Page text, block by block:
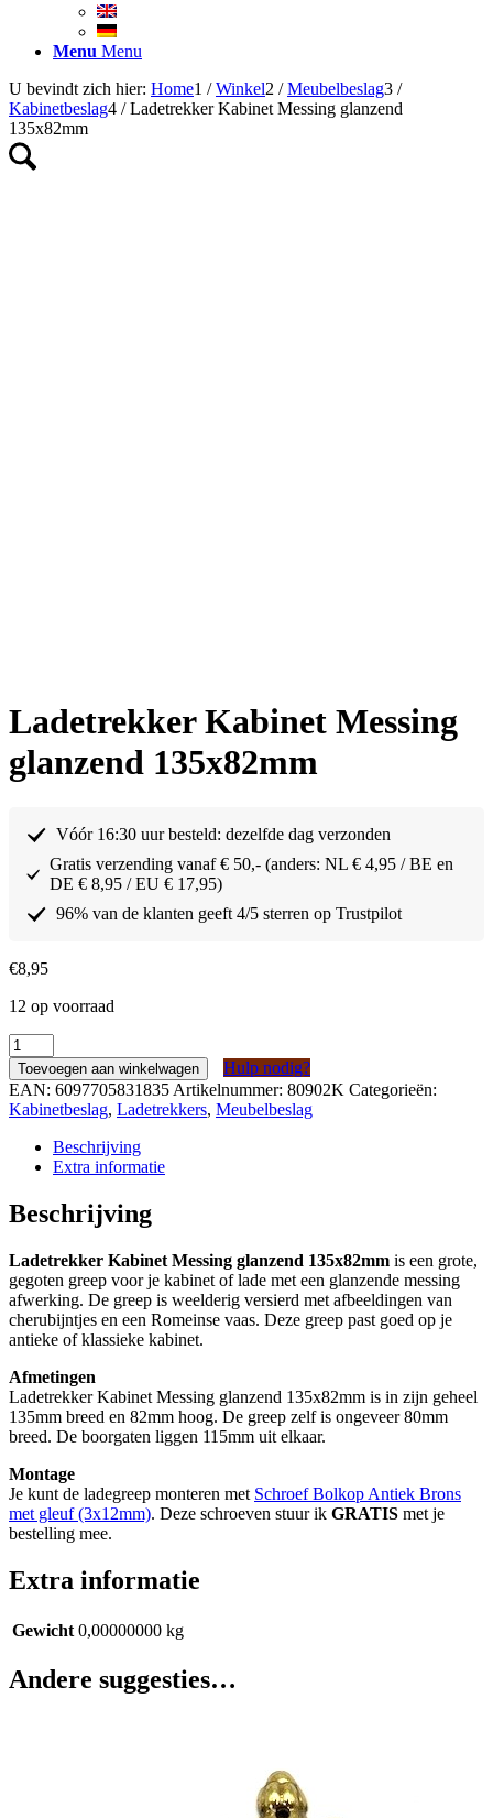
Menu Menu
U bevindt zich hier: Home1 / Winkel2 / Meubelbeslag3 /
Kabinetbeslag4 / Ladetrekker Kabinet Messing glanzend
135x82mm
Ladetrekker Kabinet Messing
glanzend 135x82mm
Vóór 16:30 uur besteld: dezelfde dag verzonden
Gratis verzending vanaf € 50,- (anders: NL € 4,95 / BE en
DE € 8,95 / EU € 17,95)
96% van de klanten geeft 4/5 sterren op Trustpilot
€8,95
12 op voorraad
Ladetrekker
Kabinet
Messing
glanzend
135x82mm
aantal
Toevoegen aan winkelwagen
Hulp nodig?
EAN: 6097705831835 Artikelnummer: 80902K Categorieën:
Kabinetbeslag, Ladetrekkers, Meubelbeslag
Beschrijving
Extra informatie
Beschrijving
Ladetrekker Kabinet Messing glanzend 135x82mm is een grote,
gegoten greep voor je kabinet of lade met een glanzende messing
afwerking. De greep is weelderig versierd met afbeeldingen van
cherubijntjes en een Romeinse vaas. Deze greep past goed op je
antieke of klassieke kabinet.
Afmetingen
Ladetrekker Kabinet Messing glanzend 135x82mm is in zijn geheel
135mm breed en 82mm hoog. De greep zelf is ongeveer 80mm
breed. De boorgaten liggen 115mm uit elkaar.
Montage
Je kunt de ladegreep monteren met Schroef Bolkop Antiek Brons
met gleuf (3x12mm). Deze schroeven stuur ik GRATIS met je
bestelling mee.
Extra informatie
Gewicht 0,00000000 kg
Andere suggesties…